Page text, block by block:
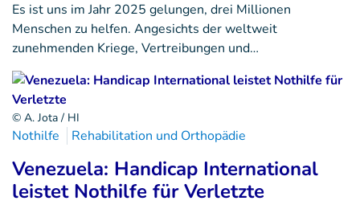
Es ist uns im Jahr 2025 gelungen, drei Millionen
Menschen zu helfen. Angesichts der weltweit
zunehmenden Kriege, Vertreibungen und…
© A. Jota / HI
Nothilfe Rehabilitation und Orthopädie
Venezuela: Handicap International
leistet Nothilfe für Verletzte